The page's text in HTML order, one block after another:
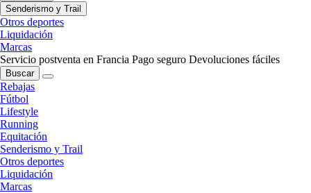
Senderismo y Trail
Otros deportes
Liquidación
Marcas
Servicio postventa en Francia Pago seguro Devoluciones fáciles
Buscar
Rebajas
Fútbol
Lifestyle
Running
Equitación
Senderismo y Trail
Otros deportes
Liquidación
Marcas